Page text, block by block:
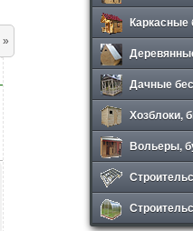
Каркасные
Дачные
Хозблоки,
Вольеры,
»